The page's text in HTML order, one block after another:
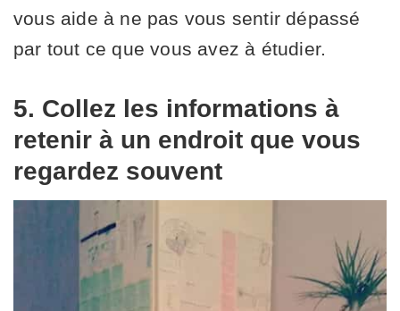
vous aide à ne pas vous sentir dépassé
par tout ce que vous avez à étudier.
5. Collez les informations à
retenir à un endroit que vous
regardez souvent